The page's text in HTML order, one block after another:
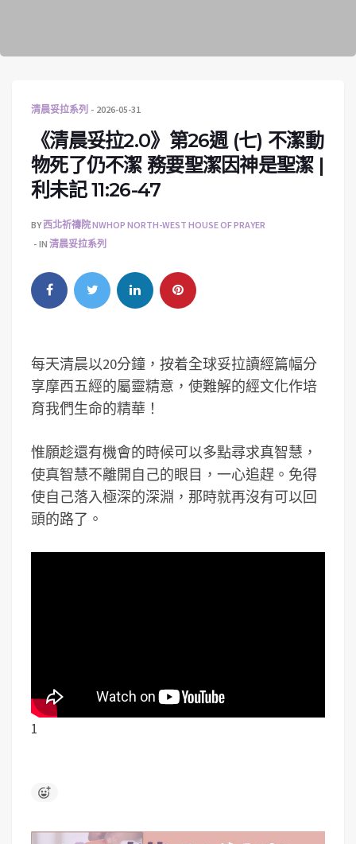
清晨妥拉系列 2026-05-31
《清晨妥拉2.0》第26週 (七) 不潔動
物死了仍不潔 務要聖潔因神是聖潔 |
利未記 11:26-47
BY西北祈禱院 NWHOP NORTH-WEST HOUSE OF PRAYER
IN 清晨妥拉系列
每天清晨以20分鐘，按着全球妥拉讀經篇幅分
享摩西五經的屬靈精意，使難解的經文化作培
育我們生命的精華！
惟願趁還有機會的時候可以多點尋求真智慧，
使真智慧不離開自己的眼目，一心追趕。免得
使自己落入極深的深淵，那時就再沒有可以回
頭的路了。
1